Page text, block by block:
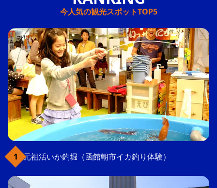
今人気の観光スポットTOP5
元祖活いか釣堀（函館朝市イカ釣り体験）